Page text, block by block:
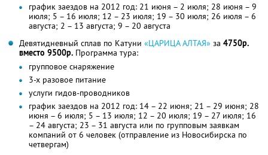
график заездов на 2012 год: 21 июня – 2 июля; 28 июня – 9
июля; 5 – 16 июля; 12 – 23 июля; 19 – 30 июля; 26 июля – 6
августа; 2 – 13 августа; 9 – 20 августа
Девятидневный сплав по Катуни «ЦАРИЦА АЛТАЯ» за 4750р.
вместо 9500р. Программа тура:
групповое снаряжение
3-х разовое питание
услуги гидов-проводников
график заездов на 2012 год: 14 – 22 июня; 21 – 29 июня; 28
июня – 6 июля; 5 – 13 июля; 12 – 20 июля; 19 – 27 июля; 16
– 24 августа; 23 – 31 августа или по групповым заявкам
компаний от 6 человек (отправление из Новосибирска по
четвергам)